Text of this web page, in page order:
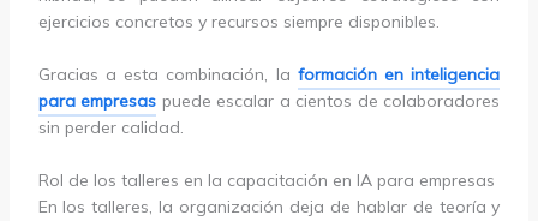
ejercicios concretos y recursos siempre disponibles.
Gracias a esta combinación, la formación en inteligencia
para empresas puede escalar a cientos de colaboradores
sin perder calidad.
Rol de los talleres en la capacitación en IA para empresas
En los talleres, la organización deja de hablar de teoría y